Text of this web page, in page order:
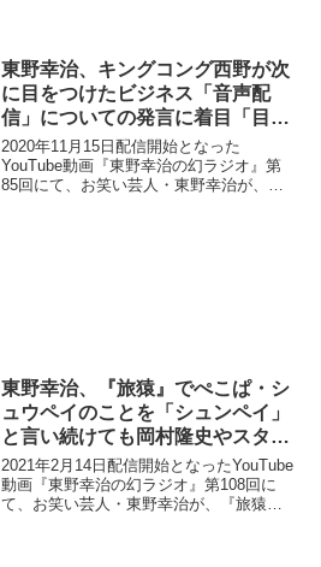
東野幸治、キングコング西野が次
に目をつけたビジネス「音声配
信」についての発言に着目「目は
忙しい、耳は空いている」
2020年11月15日配信開始となった
YouTube動画『東野幸治の幻ラジオ』第
85回にて、お笑い芸人・東野幸治が、キ
東野幸治、『旅猿』でぺこぱ・シ
ュウペイのことを「シュンペイ」
と言い続けても岡村隆史やスタッ
フも誰も指摘してくれなかったこ
とにショック「私は裸の王様で
す」
2021年2月14日配信開始となったYouTube
動画『東野幸治の幻ラジオ』第108回に
て、お笑い芸人・東野幸治が、『旅猿』